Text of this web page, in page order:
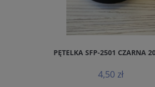
PĘTELKA SFP-2501 CZARNA
4,50 zł